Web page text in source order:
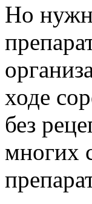
Но
ходе
без
многих